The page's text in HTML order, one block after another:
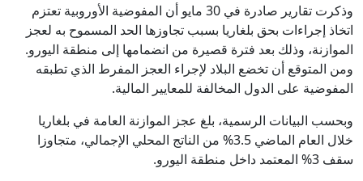
وذكرت تقارير صادرة في 30 مايو أن المفوضية الأوروبية تعتزم
اتخاذ إجراءات بحق بلغاريا بسبب تجاوزها الحد المسموح به لعجز
الموازنة، وذلك بعد فترة قصيرة من انضمامها إلى منطقة اليورو.
ومن المتوقع أن تخضع البلاد لإجراء العجز المفرط الذي تطبقه
المفوضية على الدول المخالفة للمعايير المالية.
وبحسب البيانات الرسمية، بلغ عجز الموازنة العامة في بلغاريا
خلال العام الماضي 3.5% من الناتج المحلي الإجمالي، متجاوزا
سقف 3% المعتمد داخل منطقة اليورو.